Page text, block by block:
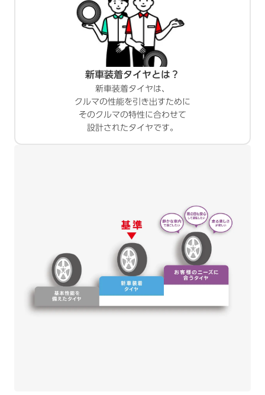
新車装着タイヤとは？
新車装着タイヤは、
クルマの性能を引き出すために
そのクルマの特性に合わせて
設計されたタイヤです。